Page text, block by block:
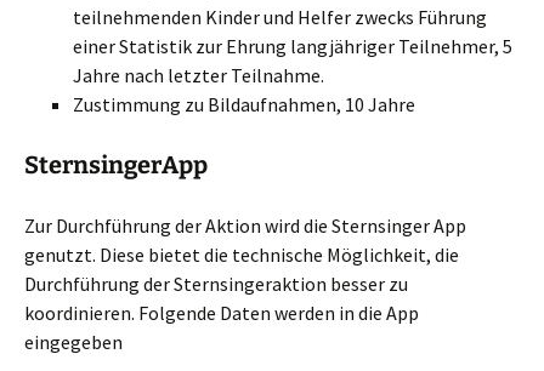
teilnehmenden Kinder und Helfer zwecks Führung
einer Statistik zur Ehrung langjähriger Teilnehmer, 5
Jahre nach letzter Teilnahme.
Zustimmung zu Bildaufnahmen, 10 Jahre
SternsingerApp
Zur Durchführung der Aktion wird die Sternsinger App
genutzt. Diese bietet die technische Möglichkeit, die
Durchführung der Sternsingeraktion besser zu
koordinieren. Folgende Daten werden in die App
eingegeben